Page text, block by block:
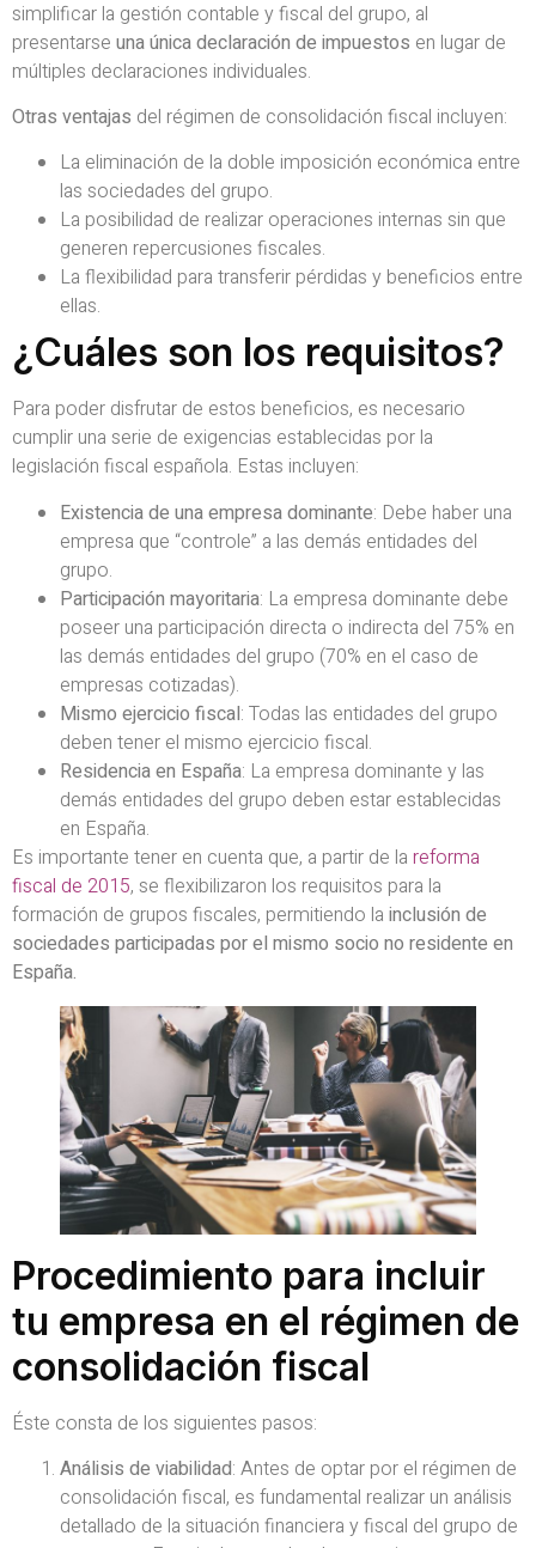
simplificar la gestión contable y fiscal del grupo, al
presentarse una única declaración de impuestos en lugar de
múltiples declaraciones individuales.
Otras ventajas del régimen de consolidación fiscal incluyen:
La eliminación de la doble imposición económica entre
las sociedades del grupo.
La posibilidad de realizar operaciones internas sin que
generen repercusiones fiscales.
La flexibilidad para transferir pérdidas y beneficios entre
ellas.
¿Cuáles son los requisitos?
Para poder disfrutar de estos beneficios, es necesario
cumplir una serie de exigencias establecidas por la
legislación fiscal española. Estas incluyen:
Existencia de una empresa dominante: Debe haber una
empresa que “controle” a las demás entidades del
grupo.
Participación mayoritaria: La empresa dominante debe
poseer una participación directa o indirecta del 75% en
las demás entidades del grupo (70% en el caso de
empresas cotizadas).
Mismo ejercicio fiscal: Todas las entidades del grupo
deben tener el mismo ejercicio fiscal.
Residencia en España: La empresa dominante y las
demás entidades del grupo deben estar establecidas
en España.
Es importante tener en cuenta que, a partir de la reforma
fiscal de 2015, se flexibilizaron los requisitos para la
formación de grupos fiscales, permitiendo la inclusión de
sociedades participadas por el mismo socio no residente en
España.
Procedimiento para incluir
tu empresa en el régimen de
consolidación fiscal
Éste consta de los siguientes pasos:
Análisis de viabilidad: Antes de optar por el régimen de
consolidación fiscal, es fundamental realizar un análisis
detallado de la situación financiera y fiscal del grupo de